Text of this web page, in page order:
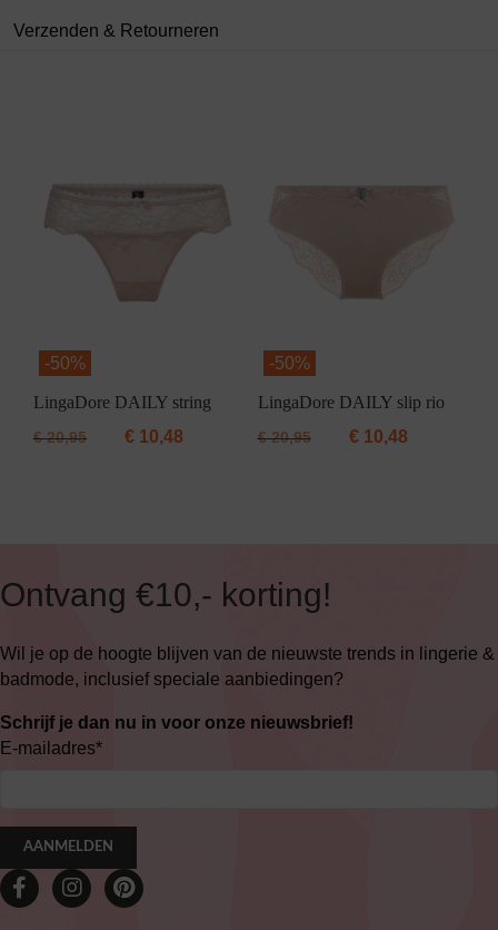
Verzenden & Retourneren
-50%
LingaDore DAILY string
€20,95 € 10,48
-50%
LingaDore DAILY slip rio
€20,95 €10,48
Ontvang €10,- korting!
Wil je op de hoogte blijven van de nieuwste trends in lingerie &
badmode, inclusief speciale aanbiedingen?
Schrijf je dan nu in voor onze nieuwsbrief!
E-mailadres*
AANMELDEN